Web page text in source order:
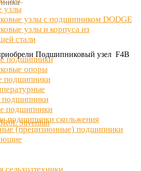
узлы
узлы с подшипником DODGE
узлы и корпуса из
стали
подшипники
опоры
подшипники
подшипники
подшипники
подшипники скольжения
(прецизионные) подшипники
Подшипниковый узел F4B